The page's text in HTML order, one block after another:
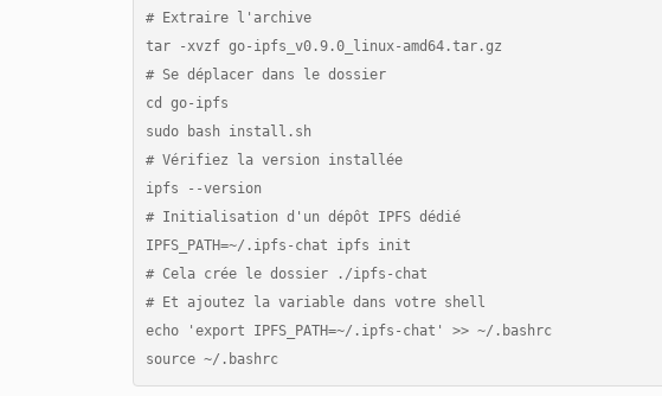
# Extraire l'archive
tar -xvzf go-ipfs_v0.9.0_linux-amd64.tar.gz
# Se déplacer dans le dossier
cd go-ipfs
sudo bash install.sh
# Vérifiez la version installée
ipfs --version
# Initialisation d'un dépôt IPFS dédié
IPFS_PATH=~/.ipfs-chat ipfs init
# Cela crée le dossier ./ipfs-chat
# Et ajoutez la variable dans votre shell
echo 'export IPFS_PATH=~/.ipfs-chat' >> ~/.bashrc